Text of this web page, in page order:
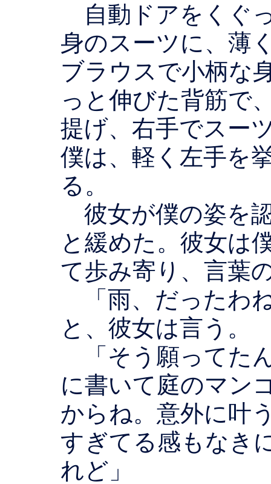
自動ドアをくぐ
身のスーツに、薄
ブラウスで小柄な
っと伸びた背筋で
提げ、右手でスー
僕は、軽く左手を
る。
彼女が僕の姿を
と緩めた。彼女は
て歩み寄り、言葉
「雨、だったわ
と、彼女は言う。
「そう願ってた
に書いて庭のマン
からね。意外に叶
すぎてる感もなき
れど」